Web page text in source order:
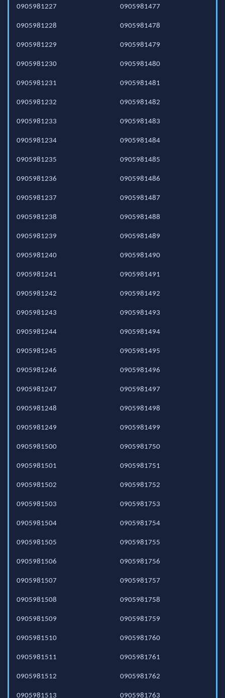
0905981227
0905981228
0905981229
0905981230
0905981231
0905981232
0905981233
0905981234
0905981235
0905981236
0905981237
0905981238
0905981239
0905981240
0905981241
0905981242
0905981243
0905981244
0905981245
0905981246
0905981247
0905981248
0905981249
0905981477
0905981478
0905981479
0905981480
0905981481
0905981482
0905981483
0905981484
0905981485
0905981486
0905981487
0905981488
0905981489
0905981490
0905981491
0905981492
0905981493
0905981494
0905981495
0905981496
0905981497
0905981498
0905981499
0905981500
0905981501
0905981502
0905981503
0905981504
0905981505
0905981506
0905981507
0905981508
0905981509
0905981510
0905981511
0905981512
0905981513
0905981750
0905981751
0905981752
0905981753
0905981754
0905981755
0905981756
0905981757
0905981758
0905981759
0905981760
0905981761
0905981762
0905981763